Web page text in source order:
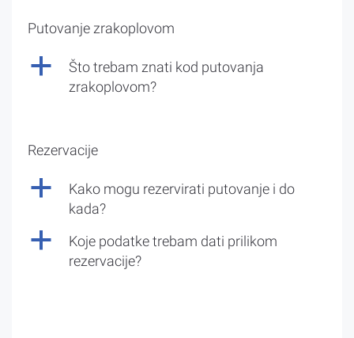
Putovanje zrakoplovom
a
Što trebam znati kod putovanja
zrakoplovom?
Rezervacije
a
Kako mogu rezervirati putovanje i do
kada?
a
Koje podatke trebam dati prilikom
rezervacije?